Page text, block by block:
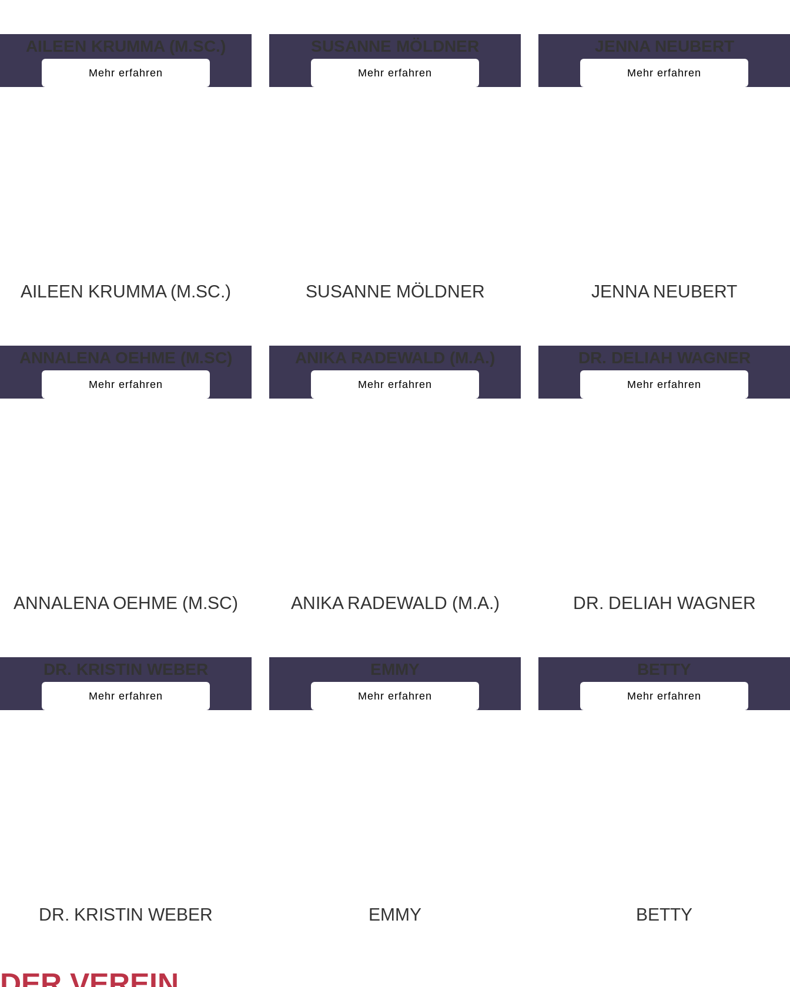
AILEEN KRUMMA (M.SC.)
Wissenschaftliche Mitarbeiterin
AILEEN KRUMMA (M.SC.)
Mehr erfahren
SUSANNE MÖLDNER
SUSANNE MÖLDNER
Mehr erfahren
JENNA NEUBERT
JENNA NEUBERT
Mehr erfahren
ANNALENA OEHME (M.SC)
Wissenschaftliche Mitarbeiterin
ANNALENA OEHME (M.SC)
Mehr erfahren
ANIKA RADEWALD (M.A.)
Wissenschaftliche Mitarbeiterin
ANIKA RADEWALD (M.A.)
Mehr erfahren
DR. DELIAH WAGNER
DR. DELIAH WAGNER
Mehr erfahren
DR. KRISTIN WEBER
DR. KRISTIN WEBER
Mehr erfahren
EMMY
EMMY
Mehr erfahren
BETTY
BETTY
Mehr erfahren